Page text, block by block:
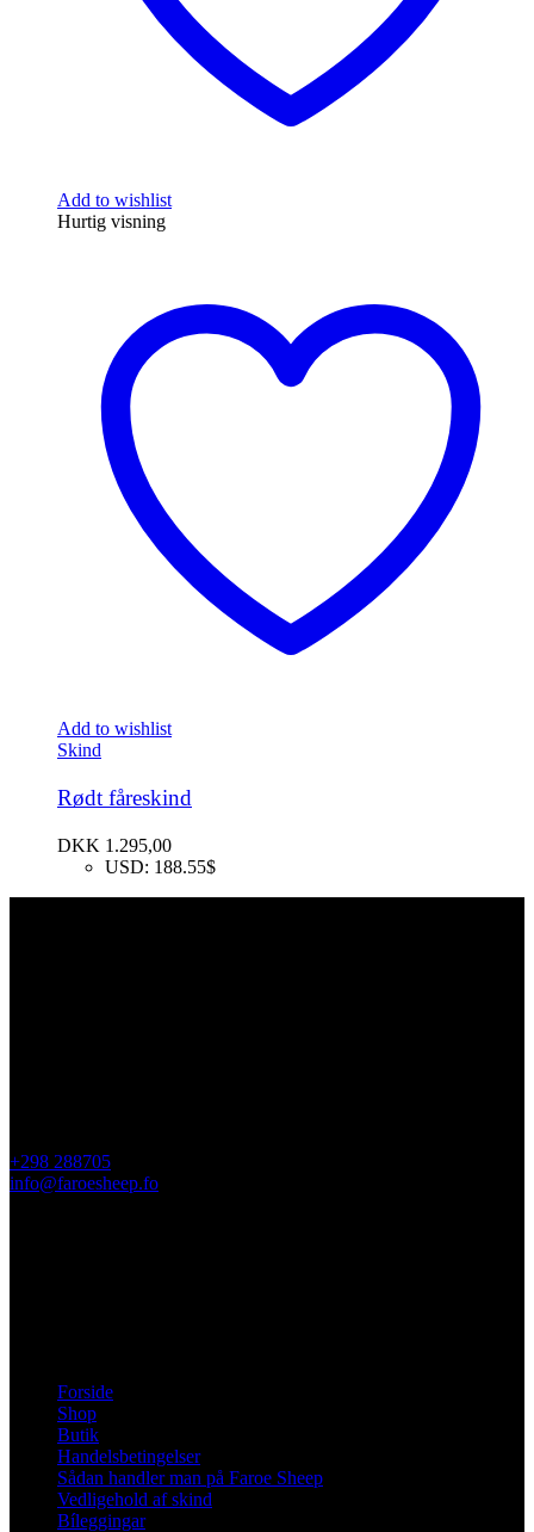
Add to wishlist
Hurtig visning
Add to wishlist
Skind
Rødt fåreskind
DKK 1.295,00
USD: 188.55$
+298 288705
info@faroesheep.fo
Forside
Shop
Butik
Handelsbetingelser
Sådan handler man på Faroe Sheep
Vedligehold af skind
Bíleggingar